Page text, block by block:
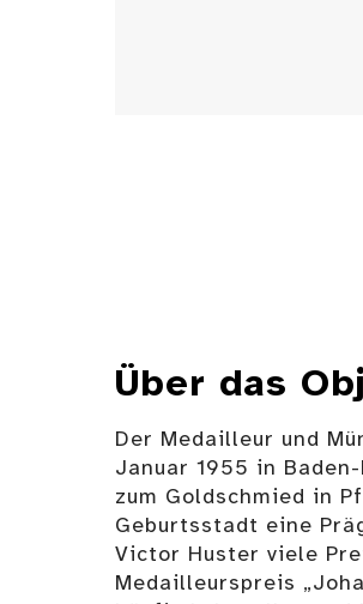
Über das
Der Medailleur und
Januar 1955 in
zum Goldschmied in
Geburtsstadt eine
Victor Huster viele
Medailleurspreis